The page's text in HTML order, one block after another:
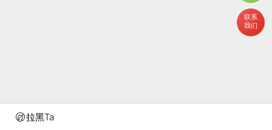
拉黑Ta
联系
我们
8-8-2026 23:37
12-7-2026 14:42